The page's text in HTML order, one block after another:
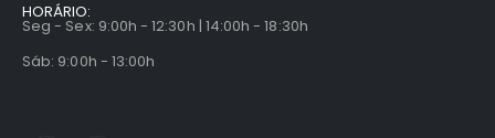
HORÁRIO:
Seg - Sex: 9:00h - 12:30h | 14:00h - 18:30h
Sáb: 9:00h - 13:00h